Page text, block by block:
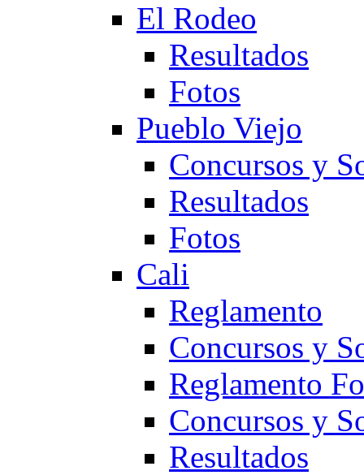
El Rodeo
Resultados
Fotos
Pueblo Viejo
Concursos y
Resultados
Fotos
Cali
Reglamento
Concursos y
Reglamento
Concursos y
Resultados